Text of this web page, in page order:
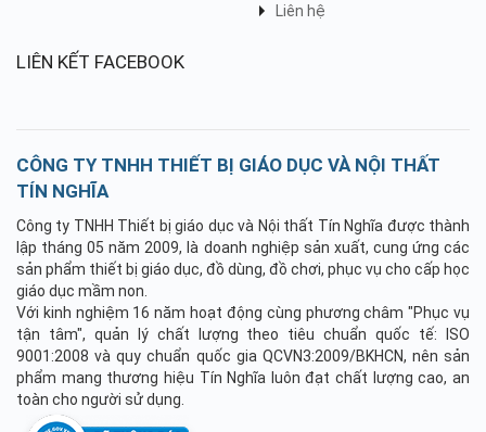
Liên hệ
LIÊN KẾT FACEBOOK
CÔNG TY TNHH THIẾT BỊ GIÁO DỤC VÀ NỘI THẤT
TÍN NGHĨA
Công ty TNHH Thiết bị giáo dục và Nội thất Tín Nghĩa được thành
lập tháng 05 năm 2009, là doanh nghiệp sản xuất, cung ứng các
sản phẩm thiết bị giáo dục, đồ dùng, đồ chơi, phục vụ cho cấp học
giáo dục mầm non.
Với kinh nghiệm 16 năm hoạt động cùng phương châm "Phục vụ
tận tâm", quản lý chất lượng theo tiêu chuẩn quốc tế: ISO
9001:2008 và quy chuẩn quốc gia QCVN3:2009/BKHCN, nên sản
phẩm mang thương hiệu Tín Nghĩa luôn đạt chất lượng cao, an
toàn cho người sử dụng.